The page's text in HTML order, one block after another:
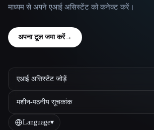
माध्यम से अपने एआई असिस्टेंट को कनेक्ट करें।
अपना टूल जमा करें→
एआई असिस्टेंट जोड़ें
मशीन-पठनीय सूचकांक
Language▾